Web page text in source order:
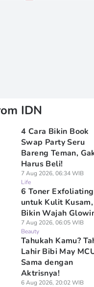
IDN
4 Cara Bikin Book
Swap Party Seru
Bareng Teman,
Harus Beli!
7 Aug 2026, 06:34 WIB
Life
6 Toner Exfoliating
untuk Kulit Kusam,
Bikin Wajah
7 Aug 2026, 06:05 WIB
Beauty
Tahukah Kamu?
Lahir Bibi May
Sama dengan
Aktrisnya!
6 Aug 2026, 20:02 WIB